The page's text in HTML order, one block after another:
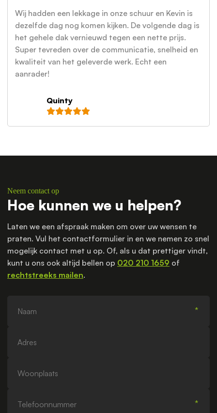
Wij hadden een lekkage in onze schuur en Kevin is
dezelfde dag nog komen kijken. De volgende dag is
het gehele dak vernieuwd tegen een nette prijs.
Super tevreden over de communicatie, snelheid en
kwaliteit van het geleverde werk. Echt een
aanrader!
Quinty
Neem contact op
Hoe kunnen we u helpen?
Laten we een afspraak maken om over uw wensen te
praten. Vul het contactformulier in en we nemen zo snel
mogelijk contact met u op. Of, als u dat prettiger vindt,
kunt u ons ook altijd bellen op 020 210 1659 of
rechtstreeks mailen.